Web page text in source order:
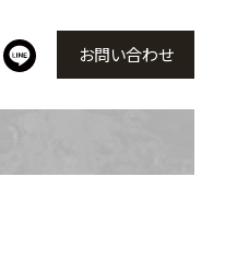
お問い合わせ